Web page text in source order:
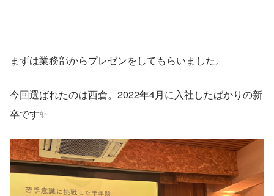
まずは業務部からプレゼンをしてもらいました。
今回選ばれたのは西倉。2022年4月に入社したばかりの新
卒です✨